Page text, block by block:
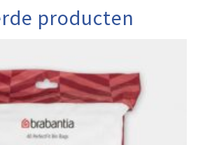
producten